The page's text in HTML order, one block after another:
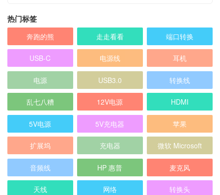
热门标签
奔跑的熊 走走看看 端口转换
USB-C 电源线 耳机
电源 USB3.0 转换线
乱七八糟 12V电源 HDMI
5V电源 5V充电器 苹果
扩展坞 充电器 微软 Microsoft
音频线 HP 惠普 麦克风
天线 网络 转换头